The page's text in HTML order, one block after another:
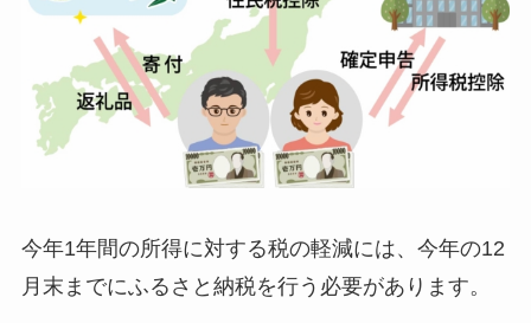
今年1年間の所得に対する税の軽減には、今年の12
月末までにふるさと納税を行う必要があります。